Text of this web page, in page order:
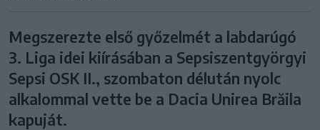
Megszerezte első győzelmét a labdarúgó
3. Liga idei kiírásában a Sepsiszentgyörgyi
Sepsi OSK II., szombaton délután nyolc
alkalommal vette be a Dacia Unirea Brăila
kapuját.